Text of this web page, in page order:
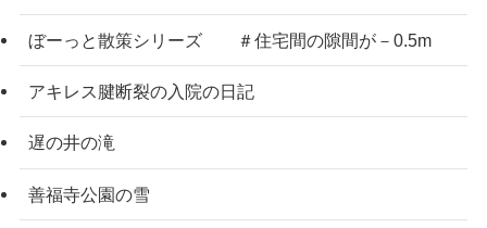
ぼーっと散策シリーズ ＃住宅間の隙間が－0.5m
アキレス腱断裂の入院の日記
遅の井の滝
善福寺公園の雪